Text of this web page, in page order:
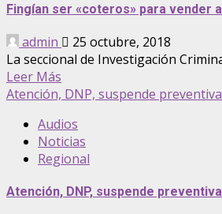
Fingían ser «coteros» para vender
admin
25 octubre, 2018
La seccional de Investigación
Leer Más
Atención, DNP, suspende
Audios
Noticias
Regional
Atención, DNP, suspende